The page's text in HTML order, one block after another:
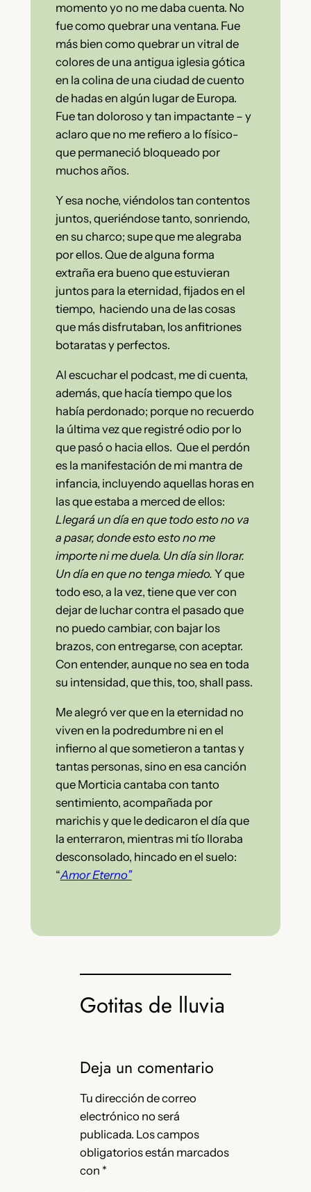
momento yo no me daba cuenta. No
fue como quebrar una ventana. Fue
más bien como quebrar un vitral de
colores de una antigua iglesia gótica
en la colina de una ciudad de cuento
de hadas en algún lugar de Europa.
Fue tan doloroso y tan impactante – y
aclaro que no me refiero a lo físico-
que permaneció bloqueado por
muchos años.
Y esa noche, viéndolos tan contentos
juntos, queriéndose tanto, sonriendo,
en su charco; supe que me alegraba
por ellos. Que de alguna forma
extraña era bueno que estuvieran
juntos para la eternidad, fijados en el
tiempo, haciendo una de las cosas
que más disfrutaban, los anfitriones
botaratas y perfectos.
Al escuchar el podcast, me di cuenta,
además, que hacía tiempo que los
había perdonado; porque no recuerdo
la última vez que registré odio por lo
que pasó o hacia ellos. Que el perdón
es la manifestación de mi mantra de
infancia, incluyendo aquellas horas en
las que estaba a merced de ellos:
Llegará un día en que todo esto no va
a pasar, donde esto esto no me
importe ni me duela. Un día sin llorar.
Un día en que no tenga miedo. Y que
todo eso, a la vez, tiene que ver con
dejar de luchar contra el pasado que
no puedo cambiar, con bajar los
brazos, con entregarse, con aceptar.
Con entender, aunque no sea en toda
su intensidad, que this, too, shall pass.
Me alegró ver que en la eternidad no
viven en la podredumbre ni en el
infierno al que sometieron a tantas y
tantas personas, sino en esa canción
que Morticia cantaba con tanto
sentimiento, acompañada por
marichis y que le dedicaron el día que
la enterraron, mientras mi tío lloraba
desconsolado, hincado en el suelo:
“Amor Eterno”
Gotitas de lluvia
Deja un comentario
Tu dirección de correo
electrónico no será
publicada. Los campos
obligatorios están marcados
con *